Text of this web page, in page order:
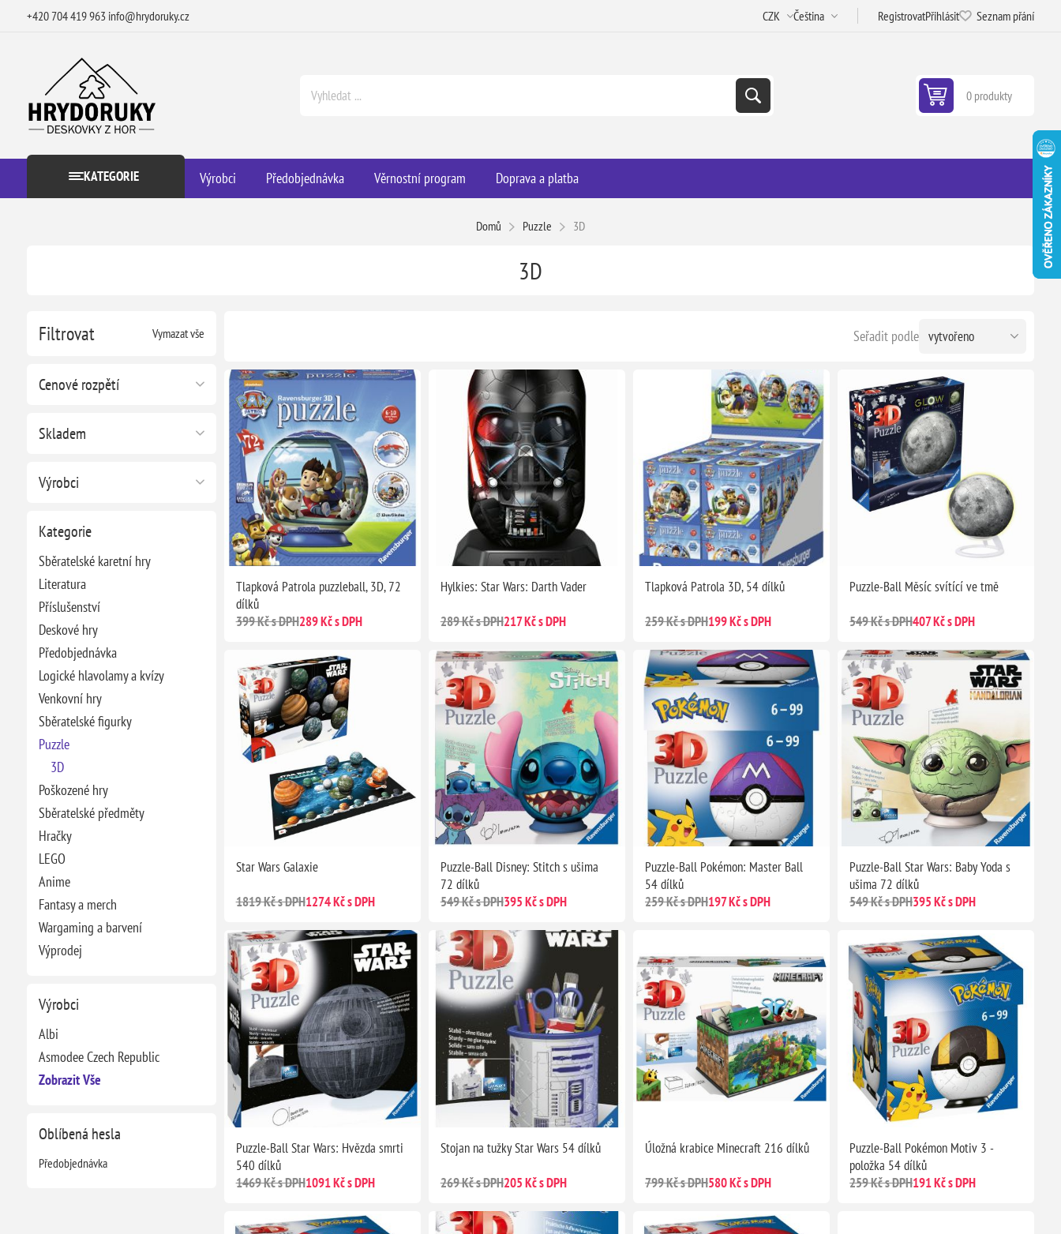
+420 704 419 963 info@hrydoruky.cz RegistrovatPřihlásit Seznam přání
0 produkty
KATEGORIE Výrobci Předobjednávka Věrnostní program Doprava a platba
Domů Puzzle 3D
Filtrovat Vymazat vše
Cenové rozpětí
Skladem
Výrobci
Kategorie
Sběratelské karetní hry
Literatura
Příslušenství
Deskové hry
Předobjednávka
Logické hlavolamy a kvízy
Venkovní hry
Sběratelské figurky
Puzzle
3D
Poškozené hry
Sběratelské předměty
Hračky
LEGO
Anime
Fantasy a merch
Wargaming a barvení
Výprodej
Výrobci
Albi
Asmodee Czech Republic
Zobrazit Vše
Oblíbená hesla
Předobjednávka
3D
Seřadit podle
Tlapková Patrola puzzleball, 3D, 72
dílků
399 Kč s DPH289 Kč s DPH
Hylkies: Star Wars: Darth Vader
289 Kč s DPH217 Kč s DPH
Tlapková Patrola 3D, 54 dílků
259 Kč s DPH199 Kč s DPH
Puzzle-Ball Měsíc svítící ve tmě
549 Kč s DPH407 Kč s DPH
Star Wars Galaxie
1819 Kč s DPH1274 Kč s DPH
Puzzle-Ball Disney: Stitch s ušima
72 dílků
549 Kč s DPH395 Kč s DPH
Puzzle-Ball Pokémon: Master Ball
54 dílků
259 Kč s DPH197 Kč s DPH
Puzzle-Ball Star Wars: Baby Yoda s
ušima 72 dílků
549 Kč s DPH395 Kč s DPH
Puzzle-Ball Star Wars: Hvězda smrti
540 dílků
1469 Kč s DPH1091 Kč s DPH
Stojan na tužky Star Wars 54 dílků
269 Kč s DPH205 Kč s DPH
Úložná krabice Minecraft 216 dílků
799 Kč s DPH580 Kč s DPH
Puzzle-Ball Pokémon Motiv 3 -
položka 54 dílků
259 Kč s DPH191 Kč s DPH